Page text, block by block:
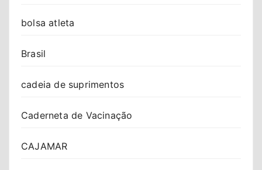
bolsa atleta
Brasil
cadeia de suprimentos
Caderneta de Vacinação
CAJAMAR